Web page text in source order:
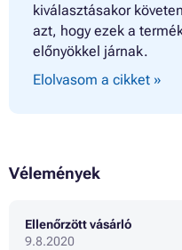
kiválasztásakor
azt, hogy ezek a
előnyökkel járnak.
Elolvasom a cikket »
Vélemények
Ellenőrzött vásárló
9.8.2020